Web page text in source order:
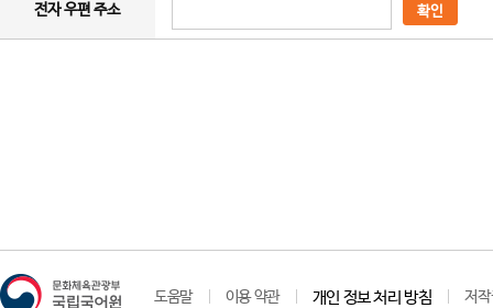
전자 우편 주소 확인
도움말 이용 약관 개인 정보 처리 방침 저